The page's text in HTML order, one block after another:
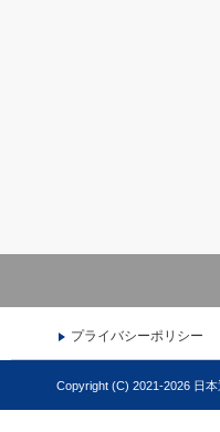
プライバシーポリシー
Copyright (C) 2021-2026 日